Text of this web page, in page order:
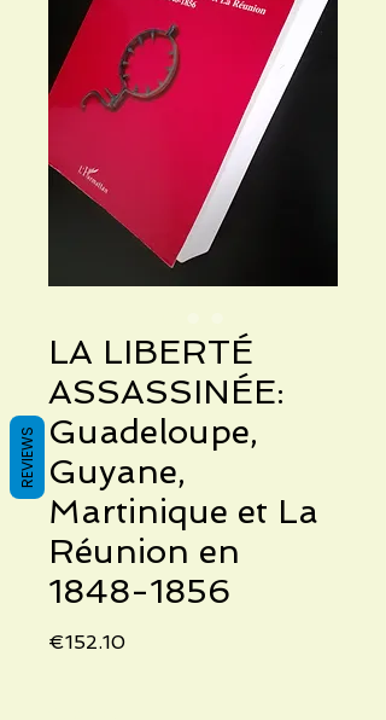
LA LIBERTÉ
ASSASSINÉE:
Guadeloupe,
Guyane,
Martinique et La
Réunion en
1848-1856
€152.10Price
REVIEWS